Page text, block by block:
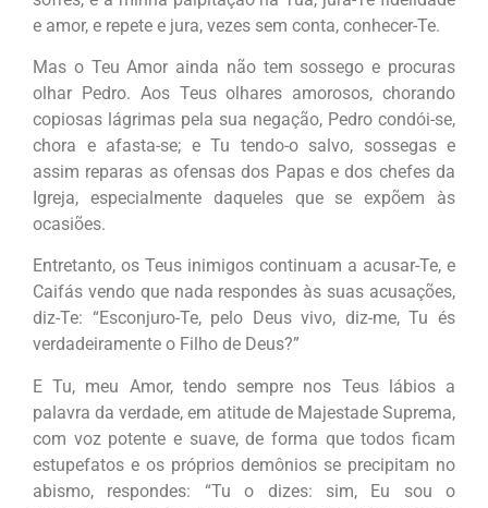
e amor, e repete e jura, vezes sem conta, conhecer-Te.
Mas o Teu Amor ainda não tem sossego e procuras
olhar Pedro. Aos Teus olhares amorosos, chorando
copiosas lágrimas pela sua negação, Pedro condói-se,
chora e afasta-se; e Tu tendo-o salvo, sossegas e
assim reparas as ofensas dos Papas e dos chefes da
Igreja, especialmente daqueles que se expõem às
ocasiões.
Entretanto, os Teus inimigos continuam a acusar-Te, e
Caifás vendo que nada respondes às suas acusações,
diz-Te: “Esconjuro-Te, pelo Deus vivo, diz-me, Tu és
verdadeiramente o Filho de Deus?”
E Tu, meu Amor, tendo sempre nos Teus lábios a
palavra da verdade, em atitude de Majestade Suprema,
com voz potente e suave, de forma que todos ficam
estupefatos e os próprios demônios se precipitam no
abismo, respondes: “Tu o dizes: sim, Eu sou o